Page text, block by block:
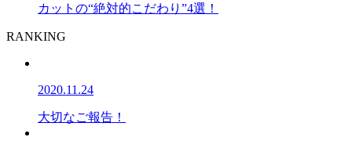
カットの“絶対的こだわり”4選！
RANKING
2020.11.24
大切なご報告！